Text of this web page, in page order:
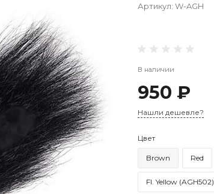
Артикул: W-AGH
В наличии
950 ₽
Нашли дешевле?
Цвет
Brown Red
Fl. Yellow (AGH502)